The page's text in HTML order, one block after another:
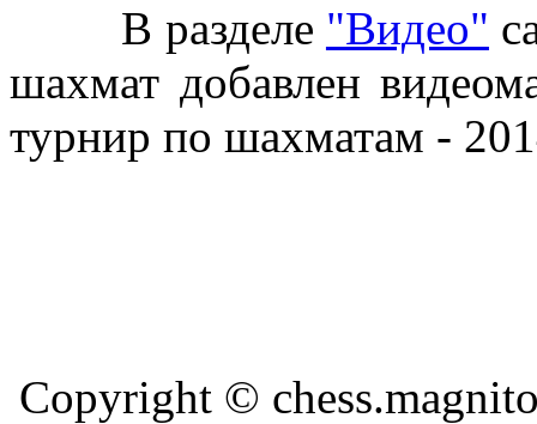
В разделе "Видео"
шахмат добавлен
турнир по шахматам -
Copyright ©